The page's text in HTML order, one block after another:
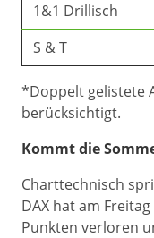
1&1 Drillisch
S & T
*Doppelt gelistete
berücksichtigt.
Kommt die
Charttechnisch
DAX hat am
Punkten verloren